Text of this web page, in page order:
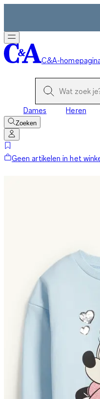
C&A-
Dames Heren
Zoeken
Geen artikelen in het